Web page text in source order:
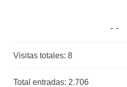
Visitas totales:8
Total entradas: 2.706